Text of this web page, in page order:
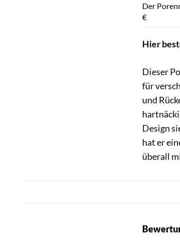
Der
€
Hier
Dieser
für
und
Design
hat er
überall